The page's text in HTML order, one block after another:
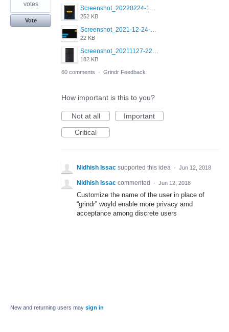
Screenshot_20220224-121658_Grindr.jpg
252 KB
Screenshot_2021-12-24-18-45-51-449_com.grindrapp.android.png
22 KB
Screenshot_20211127-223822.png
182 KB
votes
Vote
60 comments · Grindr Feedback
How important is this to you?
Not at all
Important
Critical
Nidhish Issac supported this idea · Jun 12, 2018
Nidhish Issac commented · Jun 12, 2018
Customize the name of the user in place of
“grindr” woyld enable more privacy amd
acceptance among discrete users
New and returning users may sign in